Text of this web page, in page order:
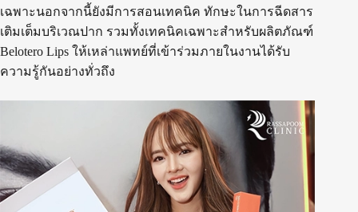
เฉพาะนอกจากนี้ยังมีการสอนเทคนิค ทักษะในการฉีดสาร
เติมเต็มบริเวณปาก รวมทั้งเทคนิคเฉพาะสำหรับผลิตภัณฑ์
Belotero Lips ให้เหล่าแพทย์ที่เข้าร่วมภายในงานได้รับ
ความรู้กันอย่างทั่วถึง